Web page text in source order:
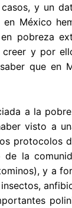
y un
México
pobreza
y por
que en
a la
visto a
protocolos
de la
y a